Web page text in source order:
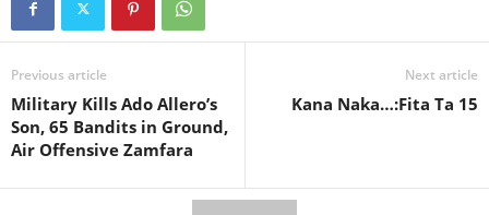
Previous article
Military Kills Ado Allero’s
Son, 65 Bandits in Ground,
Air Offensive Zamfara
Next article
Kana Naka…:Fita Ta 15